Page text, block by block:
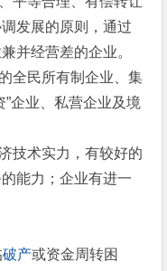
发展的原则，通过
并经营差的企业。
全民所有制企业、集
企业、私营企业及境
技术实力，有较好的
能力；企业有进一
破产或资金周转困